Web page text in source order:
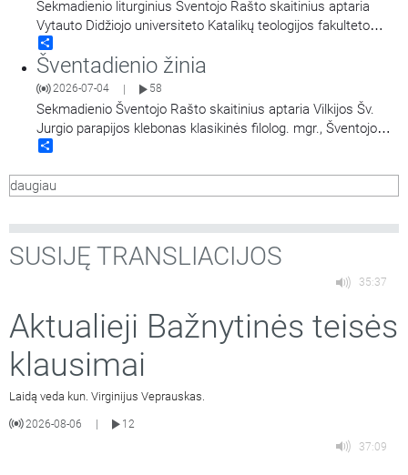
Sekmadienio liturginius Šventojo Rašto skaitinius aptaria
Vytauto Didžiojo universiteto Katalikų teologijos fakulteto
dekanas dr. Benas Ulevičius ir doc. dr. Paulius Čerka.
Šventadienio žinia
2026-07-04 58
Sekmadienio Šventojo Rašto skaitinius aptaria Vilkijos Šv.
Jurgio parapijos klebonas klasikinės filolog. mgr., Šventojo
Rašto lic. Linas Šipavičius. Kalbina Mantvydas Prekevičius.
daugiau
SUSIJĘ TRANSLIACIJOS
35:37
Aktualieji Bažnytinės teisės
klausimai
Laidą veda kun. Virginijus Veprauskas.
2026-08-06
12
37:09